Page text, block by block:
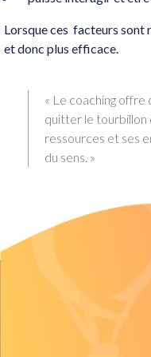
Lorsque ces facteurs sont
et donc plus efficace.
« Le coaching
quitter le tourbillon
ressources et ses
du sens. »